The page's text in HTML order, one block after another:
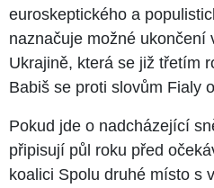
euroskeptického a
naznačuje možné ukončení
Ukrajině, která se již třetím
Babiš se proti slovům Fialy
Pokud jde o nadcházející
připisují půl roku před
koalici Spolu druhé místo s